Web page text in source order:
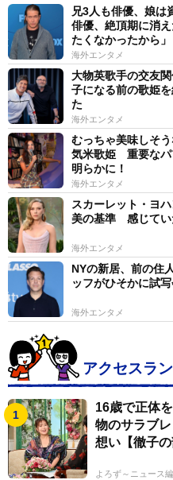
兄3人も俳優、娘
俳優、絶頂期に消
たくなかったから」
海外エンタメ
大物英歌手の交友
子になる前の歌姫
た
海外エンタメ
むっちゃ美味しそ
気米歌姫 重要なパ
明らかに！
海外エンタメ
スカーレット・ヨ
美の基準 感じてい
海外エンタメ
NYの新居、前の住
ッフがひそかに試
海外エンタメ
アクセスラ
16歳で正体
物のサラブ
想い【徹子の
よろず～ニュース